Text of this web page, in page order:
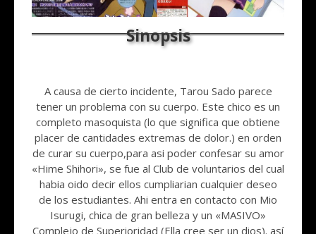
A causa de cierto incidente, Tarou Sado parece
tener un problema con su cuerpo. Este chico es un
completo masoquista (lo que significa que obtiene
placer de cantidades extremas de dolor.) en orden
de curar su cuerpo,para asi poder confesar su amor
«Hime Shihori», se fue al Club de voluntarios del cual
habia oido decir ellos cumpliarian cualquier deseo
de los estudiantes. Ahi entra en contacto con Mio
Isurugi, chica de gran belleza y un «MASIVO»
Complejo de Superioridad (Ella cree ser un dios). así